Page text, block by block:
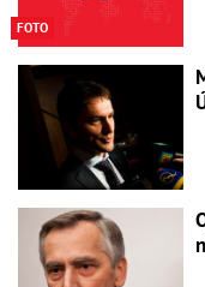
FOTO